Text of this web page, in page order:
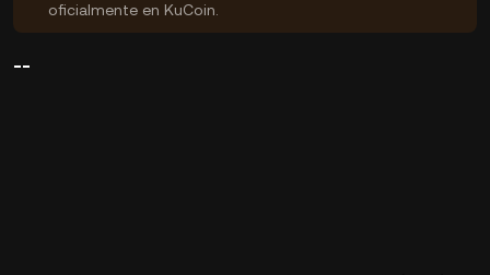
oficialmente en KuCoin.
--